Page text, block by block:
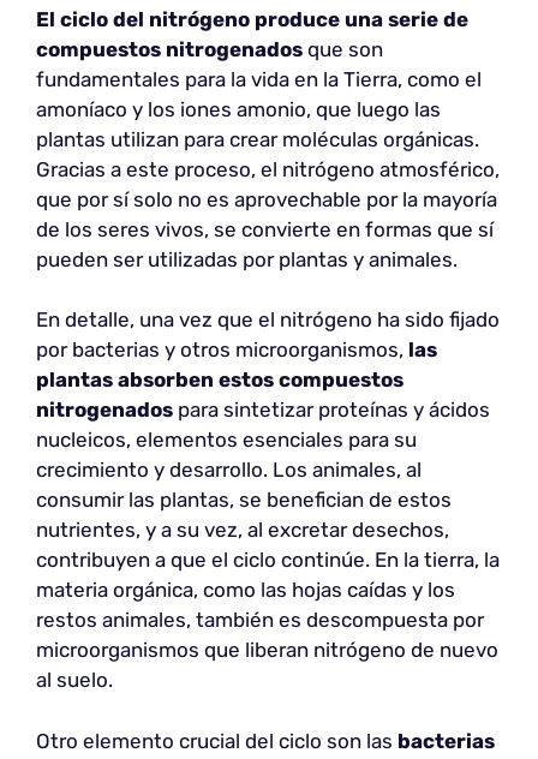
El ciclo del nitrógeno produce una serie de
compuestos nitrogenados que son
fundamentales para la vida en la Tierra, como el
amoníaco y los iones amonio, que luego las
plantas utilizan para crear moléculas orgánicas.
Gracias a este proceso, el nitrógeno atmosférico,
que por sí solo no es aprovechable por la mayoría
de los seres vivos, se convierte en formas que sí
pueden ser utilizadas por plantas y animales.
En detalle, una vez que el nitrógeno ha sido fijado
por bacterias y otros microorganismos, las
plantas absorben estos compuestos
nitrogenados para sintetizar proteínas y ácidos
nucleicos, elementos esenciales para su
crecimiento y desarrollo. Los animales, al
consumir las plantas, se benefician de estos
nutrientes, y a su vez, al excretar desechos,
contribuyen a que el ciclo continúe. En la tierra, la
materia orgánica, como las hojas caídas y los
restos animales, también es descompuesta por
microorganismos que liberan nitrógeno de nuevo
al suelo.
Otro elemento crucial del ciclo son las bacterias